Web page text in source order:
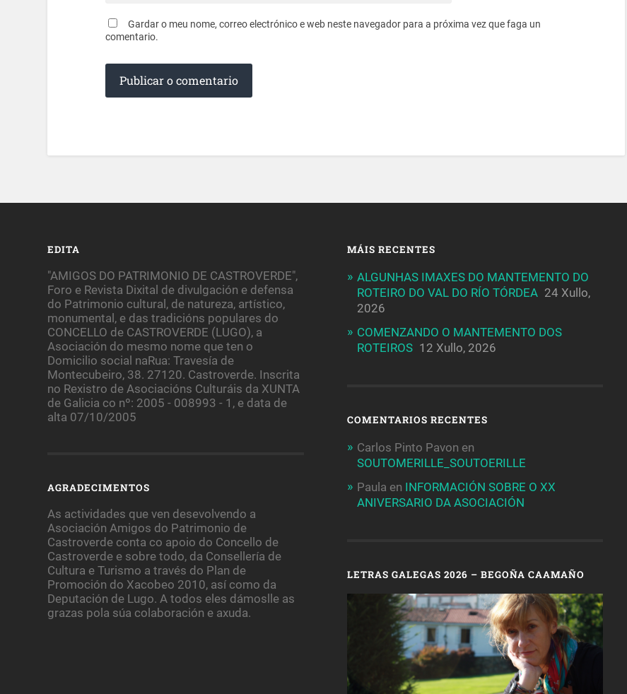
Gardar o meu nome, correo electrónico e web neste navegador para a próxima vez que faga un
comentario.
EDITA
"AMIGOS DO PATRIMONIO DE CASTROVERDE",
Foro e Revista Dixital de divulgación e defensa
do Patrimonio cultural, de natureza, artístico,
monumental, e das tradicións populares do
CONCELLO de CASTROVERDE (LUGO), a
Asociación do mesmo nome que ten o
Domicilio social naRua: Travesía de
Montecubeiro, 38. 27120. Castroverde. Inscrita
no Rexistro de Asociacións Culturáis da XUNTA
de Galicia co nº: 2005 - 008993 - 1, e data de
alta 07/10/2005
AGRADECIMENTOS
As actividades que ven desevolvendo a
Asociación Amigos do Patrimonio de
Castroverde conta co apoio do Concello de
Castroverde e sobre todo, da Consellería de
Cultura e Turismo a través do Plan de
Promoción do Xacobeo 2010, así como da
Deputación de Lugo. A todos eles dámoslle as
grazas pola súa colaboración e axuda.
MÁIS RECENTES
ALGUNHAS IMAXES DO MANTEMENTO DO
ROTEIRO DO VAL DO RÍO TÓRDEA 24 Xullo,
2026
COMENZANDO O MANTEMENTO DOS
ROTEIROS 12 Xullo, 2026
COMENTARIOS RECENTES
Carlos Pinto Pavon en
SOUTOMERILLE_SOUTOERILLE
Paula en INFORMACIÓN SOBRE O XX
ANIVERSARIO DA ASOCIACIÓN
LETRAS GALEGAS 2026 – BEGOÑA CAAMAÑO